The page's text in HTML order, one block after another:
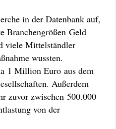
in der Datenbank auf,
Branchengrößen Geld
viele Mittelständler
wussten.
1 Million Euro aus dem
Außerdem
zuvor zwischen 500.000
von der